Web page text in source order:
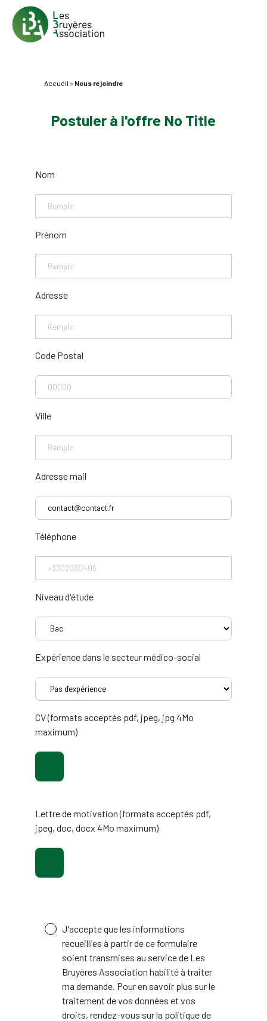
Accueil > Nous rejoindre
Postuler à l'offre No Title
Nom
Prénom
Adresse
Code Postal
Ville
Adresse mail
Téléphone
Niveau d'étude
Expérience dans le secteur médico-social
CV (formats acceptés pdf, jpeg, jpg 4Mo
maximum)
Lettre de motivation (formats acceptés pdf,
jpeg, doc, docx 4Mo maximum)
J'accepte que les informations
recueillies à partir de ce formulaire
soient transmises au service de Les
Bruyères Association habilité à traiter
ma demande. Pour en savoir plus sur le
traitement de vos données et vos
droits, rendez-vous sur la politique de